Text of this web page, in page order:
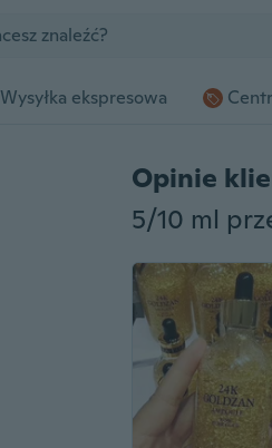
Wysyłka ekspresowa
Opinie